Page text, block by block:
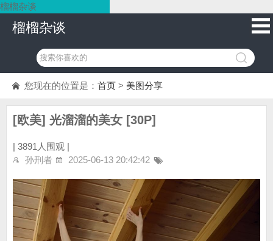
榴榴杂谈
榴榴杂谈
您现在的位置是： 首页 > 美图分享
[欧美] 光溜溜的美女 [30P]
| 3891人围观 |
孙刑者
2025-06-13 20:42:42